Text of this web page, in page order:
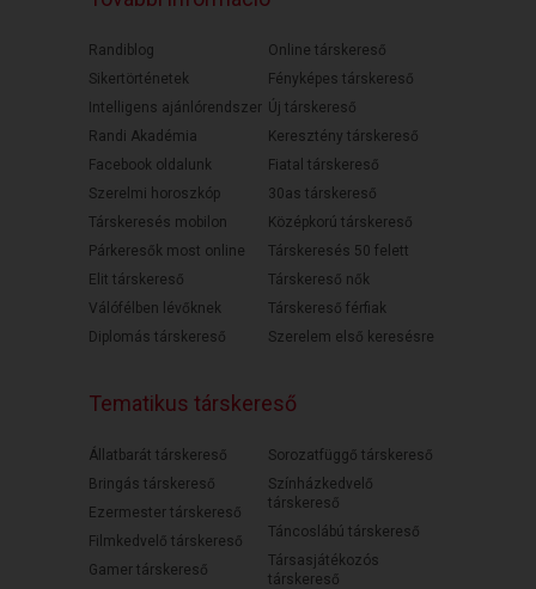
Randiblog
Sikertörténetek
Intelligens ajánlórendszer
Randi Akadémia
Facebook oldalunk
Szerelmi horoszkóp
Társkeresés mobilon
Párkeresők most online
Elit társkereső
Válófélben lévőknek
Diplomás társkereső
Online társkereső
Fényképes társkereső
Új társkereső
Keresztény társkereső
Fiatal társkereső
30as társkereső
Középkorú társkereső
Társkeresés 50 felett
Társkereső nők
Társkereső férfiak
Szerelem első keresésre
Tematikus társkereső
Állatbarát társkereső
Bringás társkereső
Ezermester társkereső
Filmkedvelő társkereső
Gamer társkereső
Sorozatfüggő társkereső
Színházkedvelő
társkereső
Táncoslábú társkereső
Társasjátékozós
társkereső